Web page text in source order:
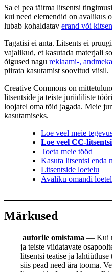
Sa ei pea täitma litsentsi
kui need elemendid on avalikus
lubab kohaldatav erand või
Tagatisi ei anta. Litsents ei
vajalikud, et kasutada materjali
õigused nagu reklaami-,
piirata kasutamist soovitud viisil.
Creative Commons on
litsentside ja teiste juriidiliste
loojatel oma töid jagada. Meie
kasutamiseks.
Loe veel meie
Loe veel CC-
Toeta meie tööd
Kasuta litsentsi enda
Litsentside loetelu
Avaliku omandi
Märkused
autorile omistama — Kui
ja teiste viidatavate
litsentsi teatise ja
siis pead need ära tooma.